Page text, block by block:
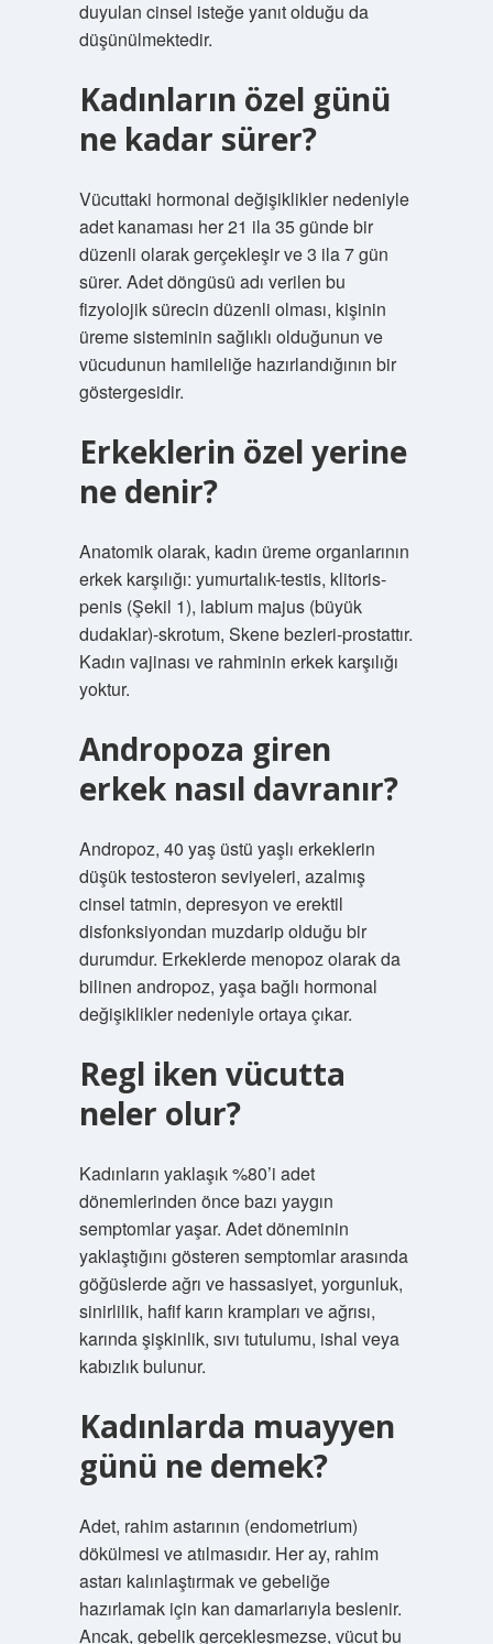
duyulan cinsel isteğe yanıt olduğu da
düşünülmektedir.
Kadınların özel günü
ne kadar sürer?
Vücuttaki hormonal değişiklikler nedeniyle
adet kanaması her 21 ila 35 günde bir
düzenli olarak gerçekleşir ve 3 ila 7 gün
sürer. Adet döngüsü adı verilen bu
fizyolojik sürecin düzenli olması, kişinin
üreme sisteminin sağlıklı olduğunun ve
vücudunun hamileliğe hazırlandığının bir
göstergesidir.
Erkeklerin özel yerine
ne denir?
Anatomik olarak, kadın üreme organlarının
erkek karşılığı: yumurtalık-testis, klitoris-
penis (Şekil 1), labium majus (büyük
dudaklar)-skrotum, Skene bezleri-prostattır.
Kadın vajinası ve rahminin erkek karşılığı
yoktur.
Andropoza giren
erkek nasıl davranır?
Andropoz, 40 yaş üstü yaşlı erkeklerin
düşük testosteron seviyeleri, azalmış
cinsel tatmin, depresyon ve erektil
disfonksiyondan muzdarip olduğu bir
durumdur. Erkeklerde menopoz olarak da
bilinen andropoz, yaşa bağlı hormonal
değişiklikler nedeniyle ortaya çıkar.
Regl iken vücutta
neler olur?
Kadınların yaklaşık %80’i adet
dönemlerinden önce bazı yaygın
semptomlar yaşar. Adet döneminin
yaklaştığını gösteren semptomlar arasında
göğüslerde ağrı ve hassasiyet, yorgunluk,
sinirlilik, hafif karın krampları ve ağrısı,
karında şişkinlik, sıvı tutulumu, ishal veya
kabızlık bulunur.
Kadınlarda muayyen
günü ne demek?
Adet, rahim astarının (endometrium)
dökülmesi ve atılmasıdır. Her ay, rahim
astarı kalınlaştırmak ve gebeliğe
hazırlamak için kan damarlarıyla beslenir.
Ancak, gebelik gerçekleşmezse, vücut bu